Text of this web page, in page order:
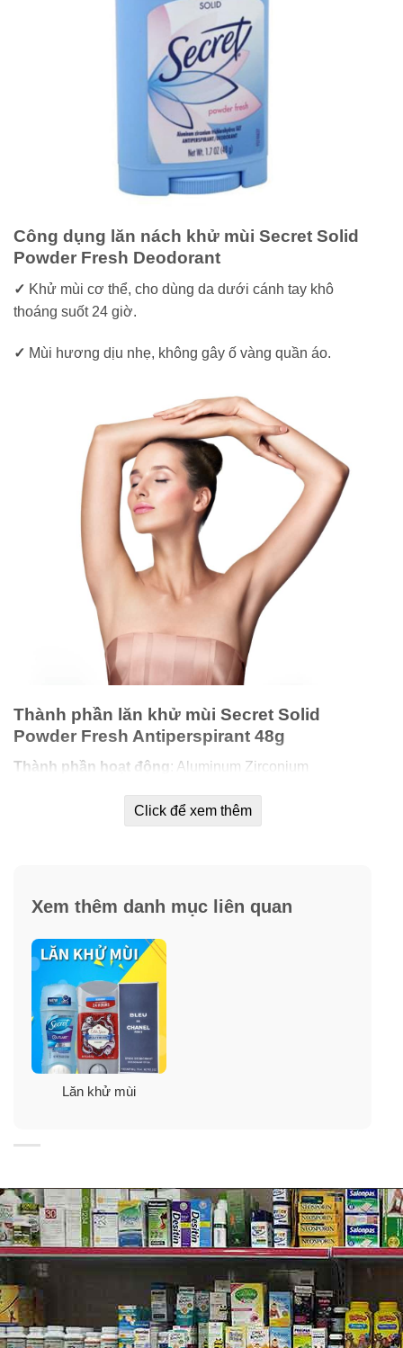
Công dụng lăn nách khử mùi Secret Solid
Powder Fresh Deodorant
✓ Khử mùi cơ thể, cho dùng da dưới cánh tay khô
thoáng suốt 24 giờ.
✓ Mùi hương dịu nhẹ, không gây ố vàng quần áo.
Thành phần lăn khử mùi Secret Solid
Powder Fresh Antiperspirant 48g
Thành phần hoạt động: Aluminum Zirconium
Thành phần không hoạt động: Cyclopentasiloxane,
Trimethicon, Talc, Cyclodextrin, Fragrance, Mineral Oil
(Paraffinum Liquidum), Behenyl Alcohol.
Cách sử dụng lăn khử mùi mồ hôi Solid
Click để xem thêm
Xem thêm danh mục liên quan
Lăn khử mùi